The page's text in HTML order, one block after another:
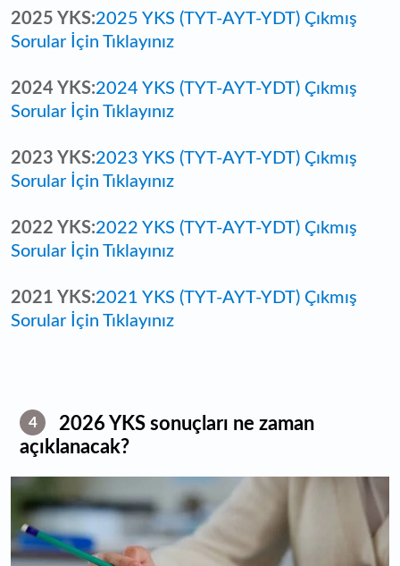
2025 YKS:2025 YKS (TYT-AYT-YDT) Çıkmış
Sorular İçin Tıklayınız
2024 YKS:2024 YKS (TYT-AYT-YDT) Çıkmış
Sorular İçin Tıklayınız
2023 YKS:2023 YKS (TYT-AYT-YDT) Çıkmış
Sorular İçin Tıklayınız
2022 YKS:2022 YKS (TYT-AYT-YDT) Çıkmış
Sorular İçin Tıklayınız
2021 YKS:2021 YKS (TYT-AYT-YDT) Çıkmış
Sorular İçin Tıklayınız
4
2026 YKS sonuçları ne zaman
açıklanacak?